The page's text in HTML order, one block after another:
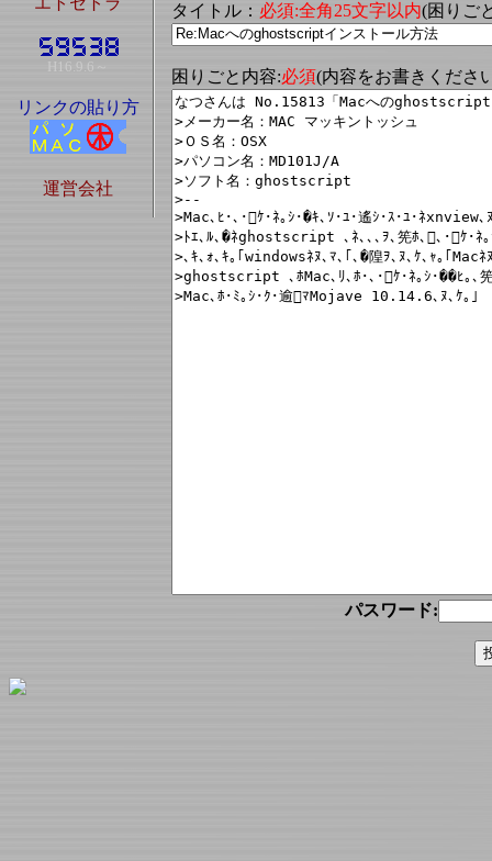
タイトル： 必須:全角25文字以内(困りご
困りごと内容:必須(内容をお書きくださ
パスワード:
H16.9.6～
リンクの貼り方
運営会社